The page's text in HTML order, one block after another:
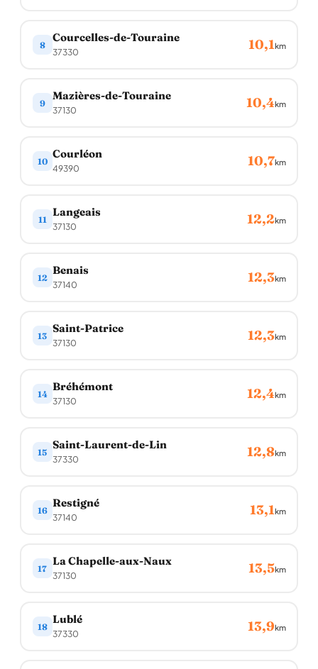
8
Courcelles-de-Touraine
37330 10,1km
9
Mazières-de-Touraine
37130 10,4km
10
Courléon
49390 10,7km
11
Langeais
37130 12,2km
12
Benais
37140 12,3km
13
Saint-Patrice
37130 12,3km
14
Bréhémont
37130 12,4km
15
Saint-Laurent-de-Lin
37330 12,8km
16
Restigné
37140 13,1km
17
La Chapelle-aux-Naux
37130 13,5km
18
Lublé
37330 13,9km